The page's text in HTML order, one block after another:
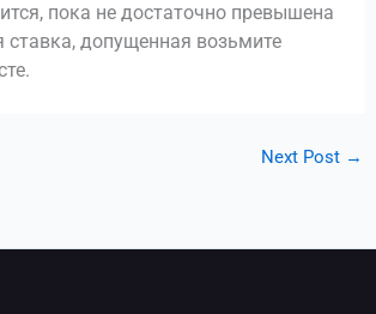
пока не достаточно превышена
допущенная возьмите
Next Post →